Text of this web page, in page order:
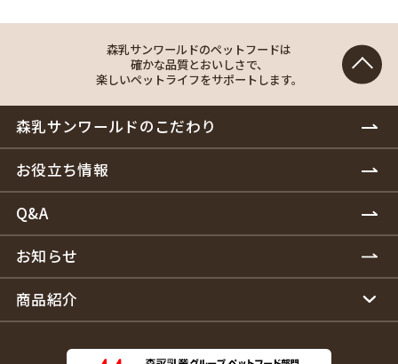
森乳サンワールドのペットフードは
確かな品質とおいしさで、
楽しいペットライフをサポートします。
森乳サンワールドのこだわり
お役立ち情報
Q&A
お知らせ
商品紹介